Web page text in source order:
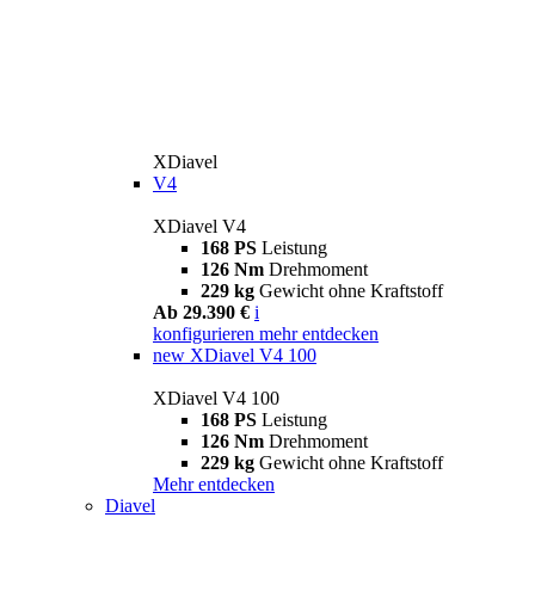
XDiavel
V4
XDiavel V4
168 PS Leistung
126 Nm Drehmoment
229 kg Gewicht ohne Kraftstoff
Ab 29.390 € i
konfigurieren mehr entdecken
new XDiavel V4 100
XDiavel V4 100
168 PS Leistung
126 Nm Drehmoment
229 kg Gewicht ohne Kraftstoff
Mehr entdecken
Diavel